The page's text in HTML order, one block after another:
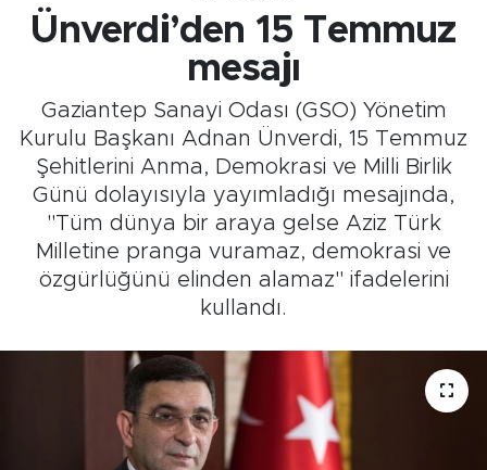
Ünverdi’den 15 Temmuz
mesajı
Gaziantep Sanayi Odası (GSO) Yönetim
Kurulu Başkanı Adnan Ünverdi, 15 Temmuz
Şehitlerini Anma, Demokrasi ve Milli Birlik
Günü dolayısıyla yayımladığı mesajında,
"Tüm dünya bir araya gelse Aziz Türk
Milletine pranga vuramaz, demokrasi ve
özgürlüğünü elinden alamaz" ifadelerini
kullandı.
Tüm Manşetler
Son Dakika Haberleri
Haber Arşivi